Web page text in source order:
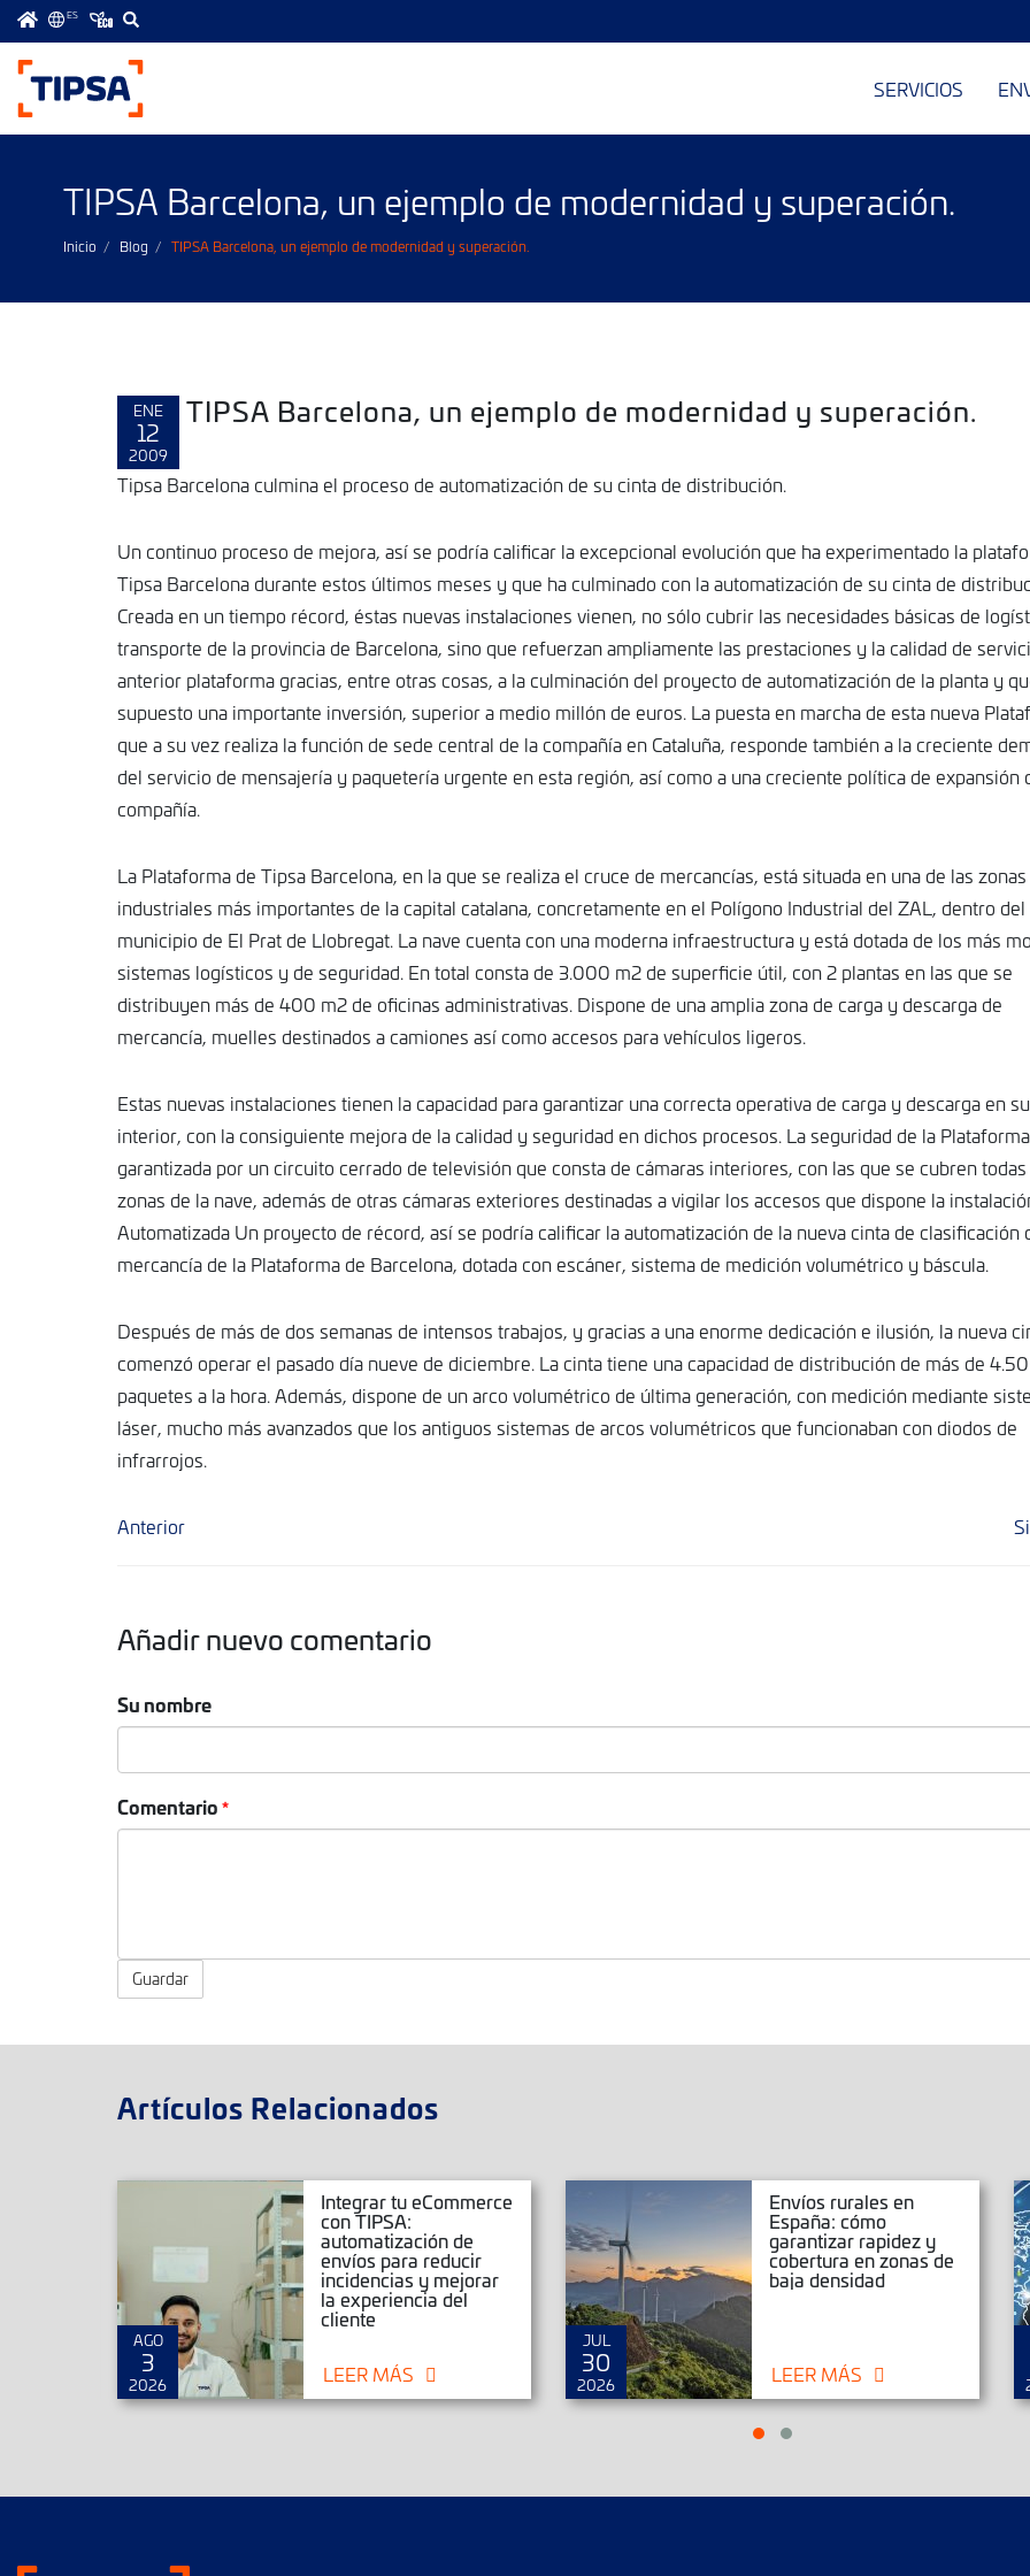
ES
Menú
SERVICIOS
TIPSA Barcelona, un ejemplo de modernidad y superación.
Inicio Blog TIPSA Barcelona, un ejemplo de modernidad y superación.
ENE
12
2009
TIPSA Barcelona, un ejemplo de modernidad y superación.
Tipsa Barcelona culmina el proceso de automatización de su cinta de distribución.
Un continuo proceso de mejora, así se podría calificar la excepcional evolución que ha experimentado la
Tipsa Barcelona durante estos últimos meses y que ha culminado con la automatización de su cinta de
Creada en un tiempo récord, éstas nuevas instalaciones vienen, no sólo cubrir las necesidades básicas de
transporte de la provincia de Barcelona, sino que refuerzan ampliamente las prestaciones y la calidad de
anterior plataforma gracias, entre otras cosas, a la culminación del proyecto de automatización de la planta y
supuesto una importante inversión, superior a medio millón de euros. La puesta en marcha de esta nueva
que a su vez realiza la función de sede central de la compañía en Cataluña, responde también a la creciente
del servicio de mensajería y paquetería urgente en esta región, así como a una creciente política de expansión
compañía.
La Plataforma de Tipsa Barcelona, en la que se realiza el cruce de mercancías, está situada en una de las zonas
industriales más importantes de la capital catalana, concretamente en el Polígono Industrial del ZAL, dentro del
municipio de El Prat de Llobregat. La nave cuenta con una moderna infraestructura y está dotada de los más
sistemas logísticos y de seguridad. En total consta de 3.000 m2 de superficie útil, con 2 plantas en las que se
distribuyen más de 400 m2 de oficinas administrativas. Dispone de una amplia zona de carga y descarga de
mercancía, muelles destinados a camiones así como accesos para vehículos ligeros.
Estas nuevas instalaciones tienen la capacidad para garantizar una correcta operativa de carga y descarga en su
interior, con la consiguiente mejora de la calidad y seguridad en dichos procesos. La seguridad de la
garantizada por un circuito cerrado de televisión que consta de cámaras interiores, con las que se cubren
zonas de la nave, además de otras cámaras exteriores destinadas a vigilar los accesos que dispone la
Automatizada Un proyecto de récord, así se podría calificar la automatización de la nueva cinta de clasificación
mercancía de la Plataforma de Barcelona, dotada con escáner, sistema de medición volumétrico y báscula.
Después de más de dos semanas de intensos trabajos, y gracias a una enorme dedicación e ilusión, la nueva
comenzó operar el pasado día nueve de diciembre. La cinta tiene una capacidad de distribución de más de
paquetes a la hora. Además, dispone de un arco volumétrico de última generación, con medición mediante
láser, mucho más avanzados que los antiguos sistemas de arcos volumétricos que funcionaban con diodos de
infrarrojos.
Anterior
Añadir nuevo comentario
Su nombre
Comentario
Guardar
MAR
5
DIC
27
SEP
25
Artículos Relacionados
AGO
3
2026
Integrar tu eCommerce
con TIPSA:
automatización de
envíos para reducir
incidencias y mejorar
la experiencia del
cliente
LEER MÁS
JUL
30
2026
Envíos rurales en
España: cómo
garantizar rapidez y
cobertura en zonas de
baja densidad
LEER MÁS